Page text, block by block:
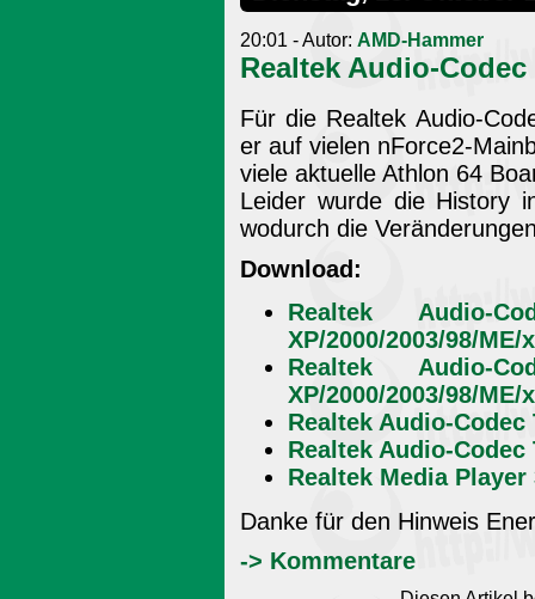
20:01 - Autor: AMD-Hammer
Realtek Audio-Codec
Für die Realtek Audio-
er auf vielen nForce2-
viele aktuelle Athlon 64
Leider wurde die History
wodurch die
Download:
Realtek Audio-
XP/2000/2003/98/
Realtek Audio-
XP/2000/2003/98/
Realtek Audio-
Realtek Audio-
Realtek Media Player
Danke für den Hinweis
-> Kommentare